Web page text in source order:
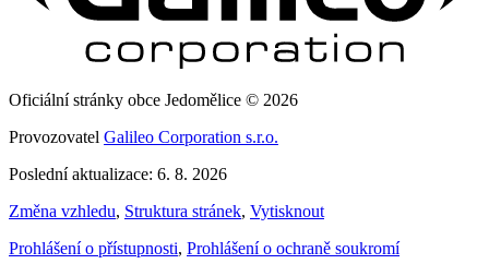
Oficiální stránky obce Jedomělice © 2026
Provozovatel Galileo Corporation s.r.o.
Poslední aktualizace: 6. 8. 2026
Změna vzhledu, Struktura stránek, Vytisknout
Prohlášení o přístupnosti, Prohlášení o ochraně soukromí